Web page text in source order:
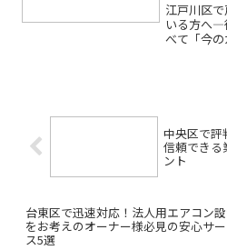
江戸川区
いる方へ―
べて「今の
「IHコン
ればいい
中央区で評
信頼できる
ント
台東区で迅速対応！法人用エアコン
をお考えのオーナー様必見の安心サ
ス5選